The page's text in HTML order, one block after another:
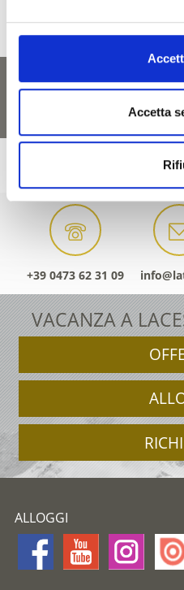
Accetta
+39 0473 62 31 09
VACANZA A
ALLOGGI